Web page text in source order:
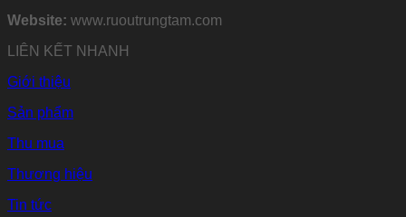
Website: www.ruoutrungtam.com
LIÊN KẾT NHANH
Giới thiệu
Sản phẩm
Thu mua
Thương hiệu
Tin tức